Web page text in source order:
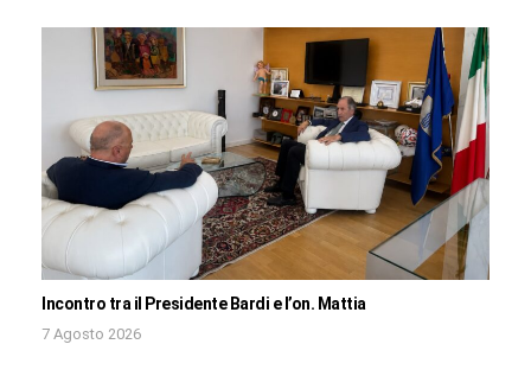
Incontro tra il Presidente Bardi e l’on. Mattia
7 Agosto 2026